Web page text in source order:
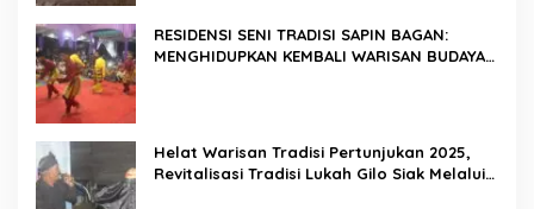
RESIDENSI SENI TRADISI SAPIN BAGAN:
MENGHIDUPKAN KEMBALI WARISAN BUDAYA
Helat Warisan Tradisi Pertunjukan 2025,
Revitalisasi Tradisi Lukah Gilo Siak Melalui